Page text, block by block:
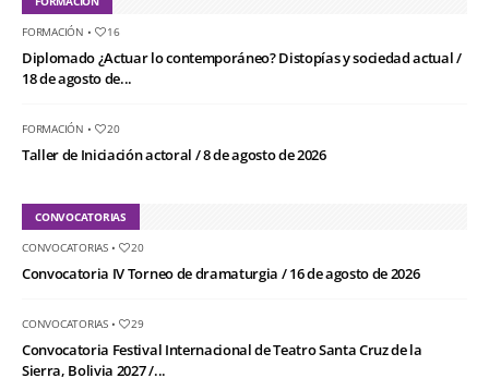
FORMACIÓN • 16
Diplomado ¿Actuar lo contemporáneo? Distopías y sociedad actual /
18 de agosto de...
FORMACIÓN • 20
Taller de Iniciación actoral / 8 de agosto de 2026
CONVOCATORIAS
CONVOCATORIAS• 20
Convocatoria IV Torneo de dramaturgia / 16 de agosto de 2026
CONVOCATORIAS• 29
Convocatoria Festival Internacional de Teatro Santa Cruz de la
Sierra, Bolivia 2027 /...